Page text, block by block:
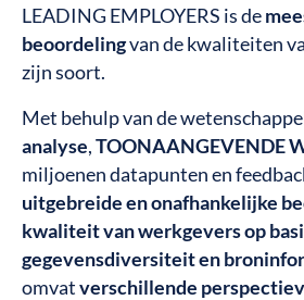
LEADING EMPLOYERS is de
beoordelingvan de kwaliteiten
zijn soort.
Met behulp van de
analyse,TOONAANGEVENDE
miljoenen datapunten en
uitgebreide en onafhankelijke
kwaliteit van werkgevers op
gegevensdiversiteit en
omvatverschillende